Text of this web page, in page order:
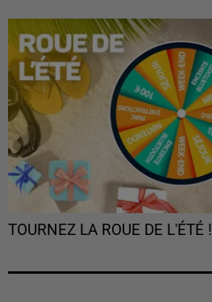
TOURNEZ LA ROUE DE L'ÉTÉ !